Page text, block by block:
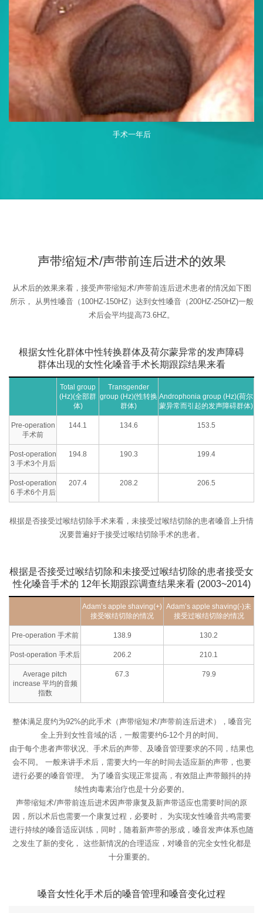
手术一年后
声带缩短术/声带前连后进术的效果
从术后的效果来看，接受声带缩短术/声带前连后进术患者的情况如下图
所示，
从男性嗓音（100HZ-150HZ）达到女性嗓音（200HZ-250HZ)一般
术后会平均提高73.6HZ。
根据女性化群体中性转换群体及荷尔蒙异常的发声障碍
群体出现的女性化嗓音手术长期跟踪结果来看
Total group
(Hz)(全部群
体)
Transgender
group (Hz)(性转换
群体)
Androphonia group (Hz)(荷尔
蒙异常而引起的发声障碍群体)
Pre-operation
手术前
144.1 134.6 153.5
Post-operation
3 手术3个月后
194.8 190.3 199.4
Post-operation
6 手术6个月后
207.4 208.2 206.5
根据是否接受过喉结切除手术来看，未接受过喉结切除的患者嗓音上升情
况要普遍好于接受过喉结切除手术的患者。
根据是否接受过喉结切除和未接受过喉结切除的患者接受女
性化嗓音手术的 12年长期跟踪调查结果来看 (2003~2014)
Adam’s apple shaving(+)
接受喉结切除的情况
Adam’s apple shaving(-)未
接受过喉结切除的情况
Pre-operation 手术前 138.9 130.2
Post-operation 手术后 206.2 210.1
Average pitch
increase 平均的音频
指数
67.3 79.9
整体满足度约为92%的此手术（声带缩短术/声带前连后进术），嗓音完
全上升到女性音域的话，一般需要约6-12个月的时间。
由于每个患者声带状况、手术后的声带、及嗓音管理要求的不同，结果也
会不同。
一般来讲手术后，需要大约一年的时间去适应新的声带，也要
进行必要的嗓音管理。
为了嗓音实现正常提高，有效阻止声带颤抖的持
续性肉毒素治疗也是十分必要的。
声带缩短术/声带前连后进术因声带康复及新声带适应也需要时间的原
因，所以术后也需要一个康复过程，必要时，
为实现女性嗓音共鸣需要
进行持续的嗓音适应训练，同时，随着新声带的形成，嗓音发声体系也随
之发生了新的变化， 这些新情况的合理适应，对嗓音的完全女性化都是
十分重要的。
嗓音女性化手术后的嗓音管理和嗓音变化过程